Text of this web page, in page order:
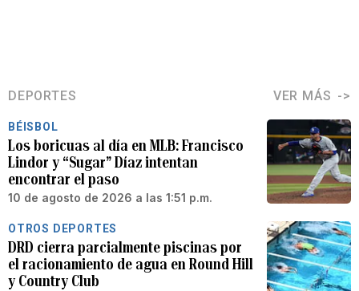
DEPORTES VER MÁS
BÉISBOL
Los boricuas al día en MLB: Francisco
Lindor y “Sugar” Díaz intentan
encontrar el paso
10 de agosto de 2026 a las 1:51 p.m.
OTROS DEPORTES
DRD cierra parcialmente piscinas por
el racionamiento de agua en Round Hill
y Country Club